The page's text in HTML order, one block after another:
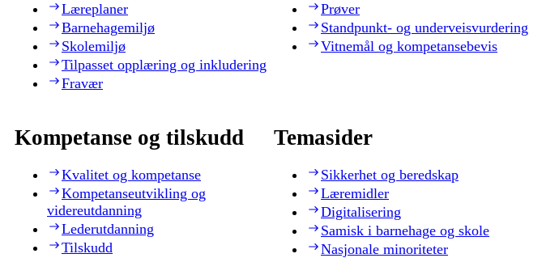
Læreplaner
Barnehagemiljø
Skolemiljø
Tilpasset opplæring og inkludering
Fravær
Prøver
Standpunkt- og underveisvurdering
Vitnemål og kompetansebevis
Kompetanse og tilskudd
Kvalitet og kompetanse
Kompetanseutvikling og
videreutdanning
Lederutdanning
Tilskudd
Temasider
Sikkerhet og beredskap
Læremidler
Digitalisering
Samisk i barnehage og skole
Nasjonale minoriteter